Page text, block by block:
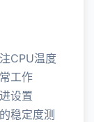
CPU温度
工作
设置
稳定度测